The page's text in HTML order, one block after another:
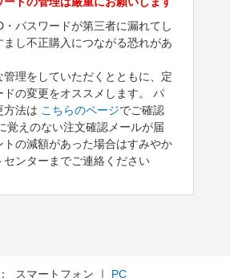
パスワードが第三者に漏れてし
まし不正購入につながる恐れがあ
管理をしていただくとともに、定
ドの変更をオススメします。 パ
方法は こちらのページでご確認
覚えのない注文確認メールが届
トの減額があった場合はすみやか
センターまでご連絡ください
スマートフォン ｜ PC